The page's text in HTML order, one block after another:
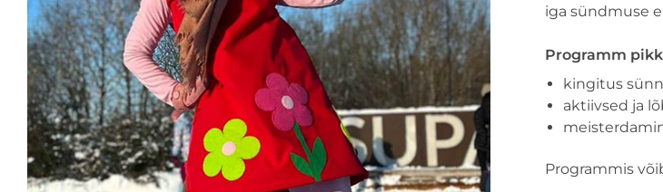
iga sündmuse
Programm
kingitus
aktiivsed ja
Programmis